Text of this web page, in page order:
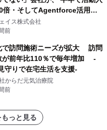
倍・そしてAgentforce活用へ
住宅×bellSalesAI事例公開
イス株式会社
前
で訪問施術ニーズが拡大 訪問
が前年比110％で毎年増加 -
守りで在宅生活を支援-
からだ元気治療院
前
っと見る